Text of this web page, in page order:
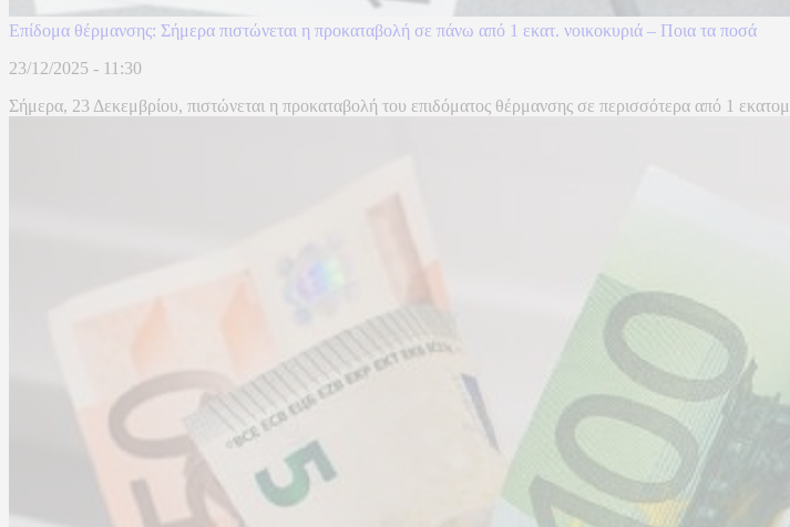
Επίδομα θέρμανσης: Σήμερα πιστώνεται η προκαταβολή σε πάνω από 1 εκατ. νοικοκυριά – Ποια τα ποσά
23/12/2025 - 11:30
Σήμερα, 23 Δεκεμβρίου, πιστώνεται η προκαταβολή του επιδόματος θέρμανσης σε περισσότερα από 1